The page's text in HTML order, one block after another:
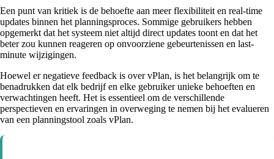
Een punt van kritiek is de behoefte aan meer flexibiliteit en real-time
updates binnen het planningsproces. Sommige gebruikers hebben
opgemerkt dat het systeem niet altijd direct updates toont en dat het
beter zou kunnen reageren op onvoorziene gebeurtenissen en last-
minute wijzigingen.
Hoewel er negatieve feedback is over vPlan, is het belangrijk om te
benadrukken dat elk bedrijf en elke gebruiker unieke behoeften en
verwachtingen heeft. Het is essentieel om de verschillende
perspectieven en ervaringen in overweging te nemen bij het evalueren
van een planningstool zoals vPlan.